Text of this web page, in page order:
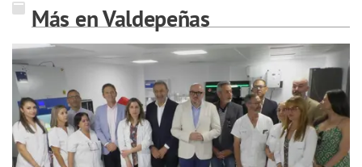
Más en Valdepeñas